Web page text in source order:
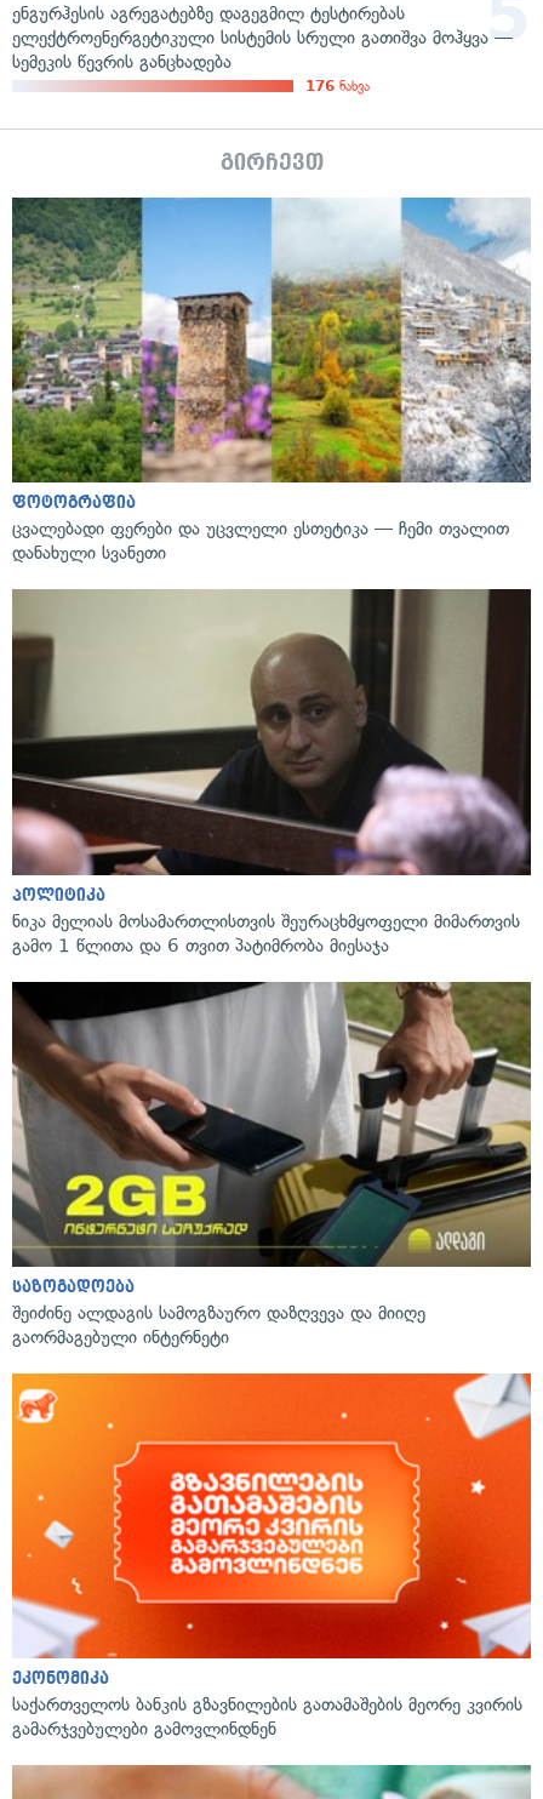
ენგურჰესის აგრეგატებზე დაგეგმილ ტესტირებას
ელექტროენერგეტიკული სისტემის სრული გათიშვა მოჰყვა —
სემეკის წევრის განცხადება
176 ნახვა
გირჩევთ
ფოტოგრაფია
ცვალებადი ფერები და უცვლელი ესთეტიკა — ჩემი თვალით
დანახული სვანეთი
პოლიტიკა
ნიკა მელიას მოსამართლისთვის შეურაცხმყოფელი მიმართვის
გამო 1 წლითა და 6 თვით პატიმრობა მიესაჯა
საზოგადოება
შეიძინე ალდაგის სამოგზაურო დაზღვევა და მიიღე
გაორმაგებული ინტერნეტი
ეკონომიკა
საქართველოს ბანკის გზავნილების გათამაშების მეორე კვირის
გამარჯვებულები გამოვლინდნენ